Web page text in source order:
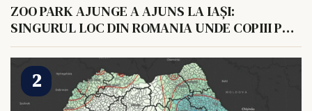
ZOO PARK AJUNGE A AJUNS LA IAȘI:
SINGURUL LOC DIN ROMANIA UNDE COPIII POT
HRANI UN ELEFANT